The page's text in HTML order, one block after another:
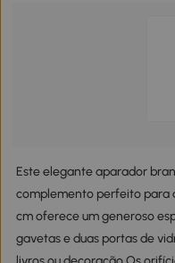
Este elegante aparador
complemento perfeito para
cm oferece um generoso
gavetas e duas portas de